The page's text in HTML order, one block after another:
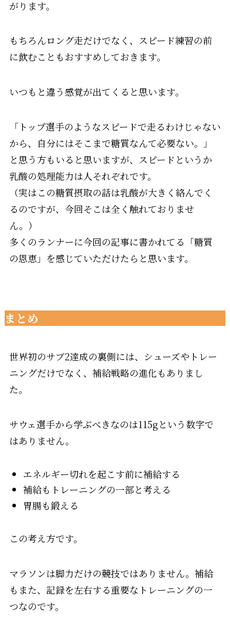
がります。
もちろんロング走だけでなく、スピード練習の前
に飲むこともおすすめしておきます。
いつもと違う感覚が出てくると思います。
「トップ選手のようなスピードで走るわけじゃない
から、自分にはそこまで糖質なんて必要ない。」
と思う方もいると思いますが、スピードというか
乳酸の処理能力は人それぞれです。
（実はこの糖質摂取の話は乳酸が大きく絡んでく
るのですが、今回そこは全く触れておりませ
ん。）
多くのランナーに今回の記事に書かれてる「糖質
の恩恵」を感じていただけたらと思います。
まとめ
世界初のサブ2達成の裏側には、シューズやトレー
ニングだけでなく、補給戦略の進化もありまし
た。
サウェ選手から学ぶべきなのは115gという数字で
はありません。
エネルギー切れを起こす前に補給する
補給もトレーニングの一部と考える
胃腸も鍛える
この考え方です。
マラソンは脚力だけの競技ではありません。補給
もまた、記録を左右する重要なトレーニングの一
つなのです。